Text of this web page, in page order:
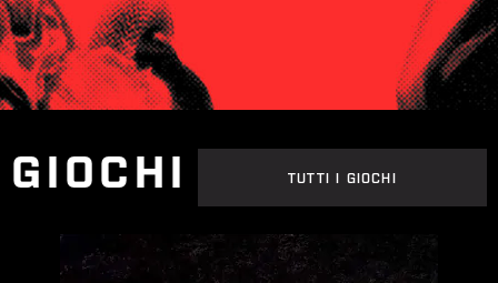
GIOCHI TUTTI I GIOCHI